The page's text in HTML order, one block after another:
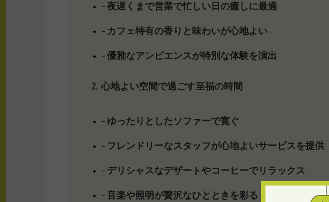
– 夜遅くまで営業で忙しい日の癒しに最適
– カフェ特有の香りと味わいが心地よい
– 優雅なアンビエンスが特別な体験を演出
2. 心地よい空間で過ごす至福の時間
– ゆったりとしたソファーで寛ぐ
– フレンドリーなスタッフが心地よいサービスを提供
– デリシャスなデザートやコーヒーでリラックス
– 音楽や照明が贅沢なひとときを彩る